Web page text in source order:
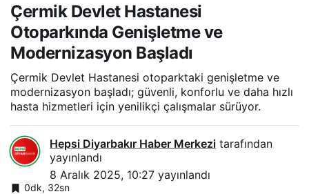
Çermik Devlet Hastanesi
Otoparkında Genişletme ve
Modernizasyon Başladı
Çermik Devlet Hastanesi otoparktaki genişletme ve
modernizasyon başladı; güvenli, konforlu ve daha hızlı
hasta hizmetleri için yenilikçi çalışmalar sürüyor.
Hepsi Diyarbakır Haber Merkezi tarafından
yayınlandı
8 Aralık 2025, 10:27 yayınlandı
0dk, 32sn